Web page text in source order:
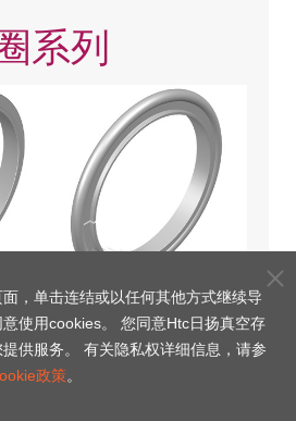
系列
ISO中心圈(欧规)加
O'Ring(Viton)
，单击连结或以任何其他方式继续导
使用cookies。 您同意Htc日扬真空存
供服务。 有关隐私权详细信息，请参
政策。